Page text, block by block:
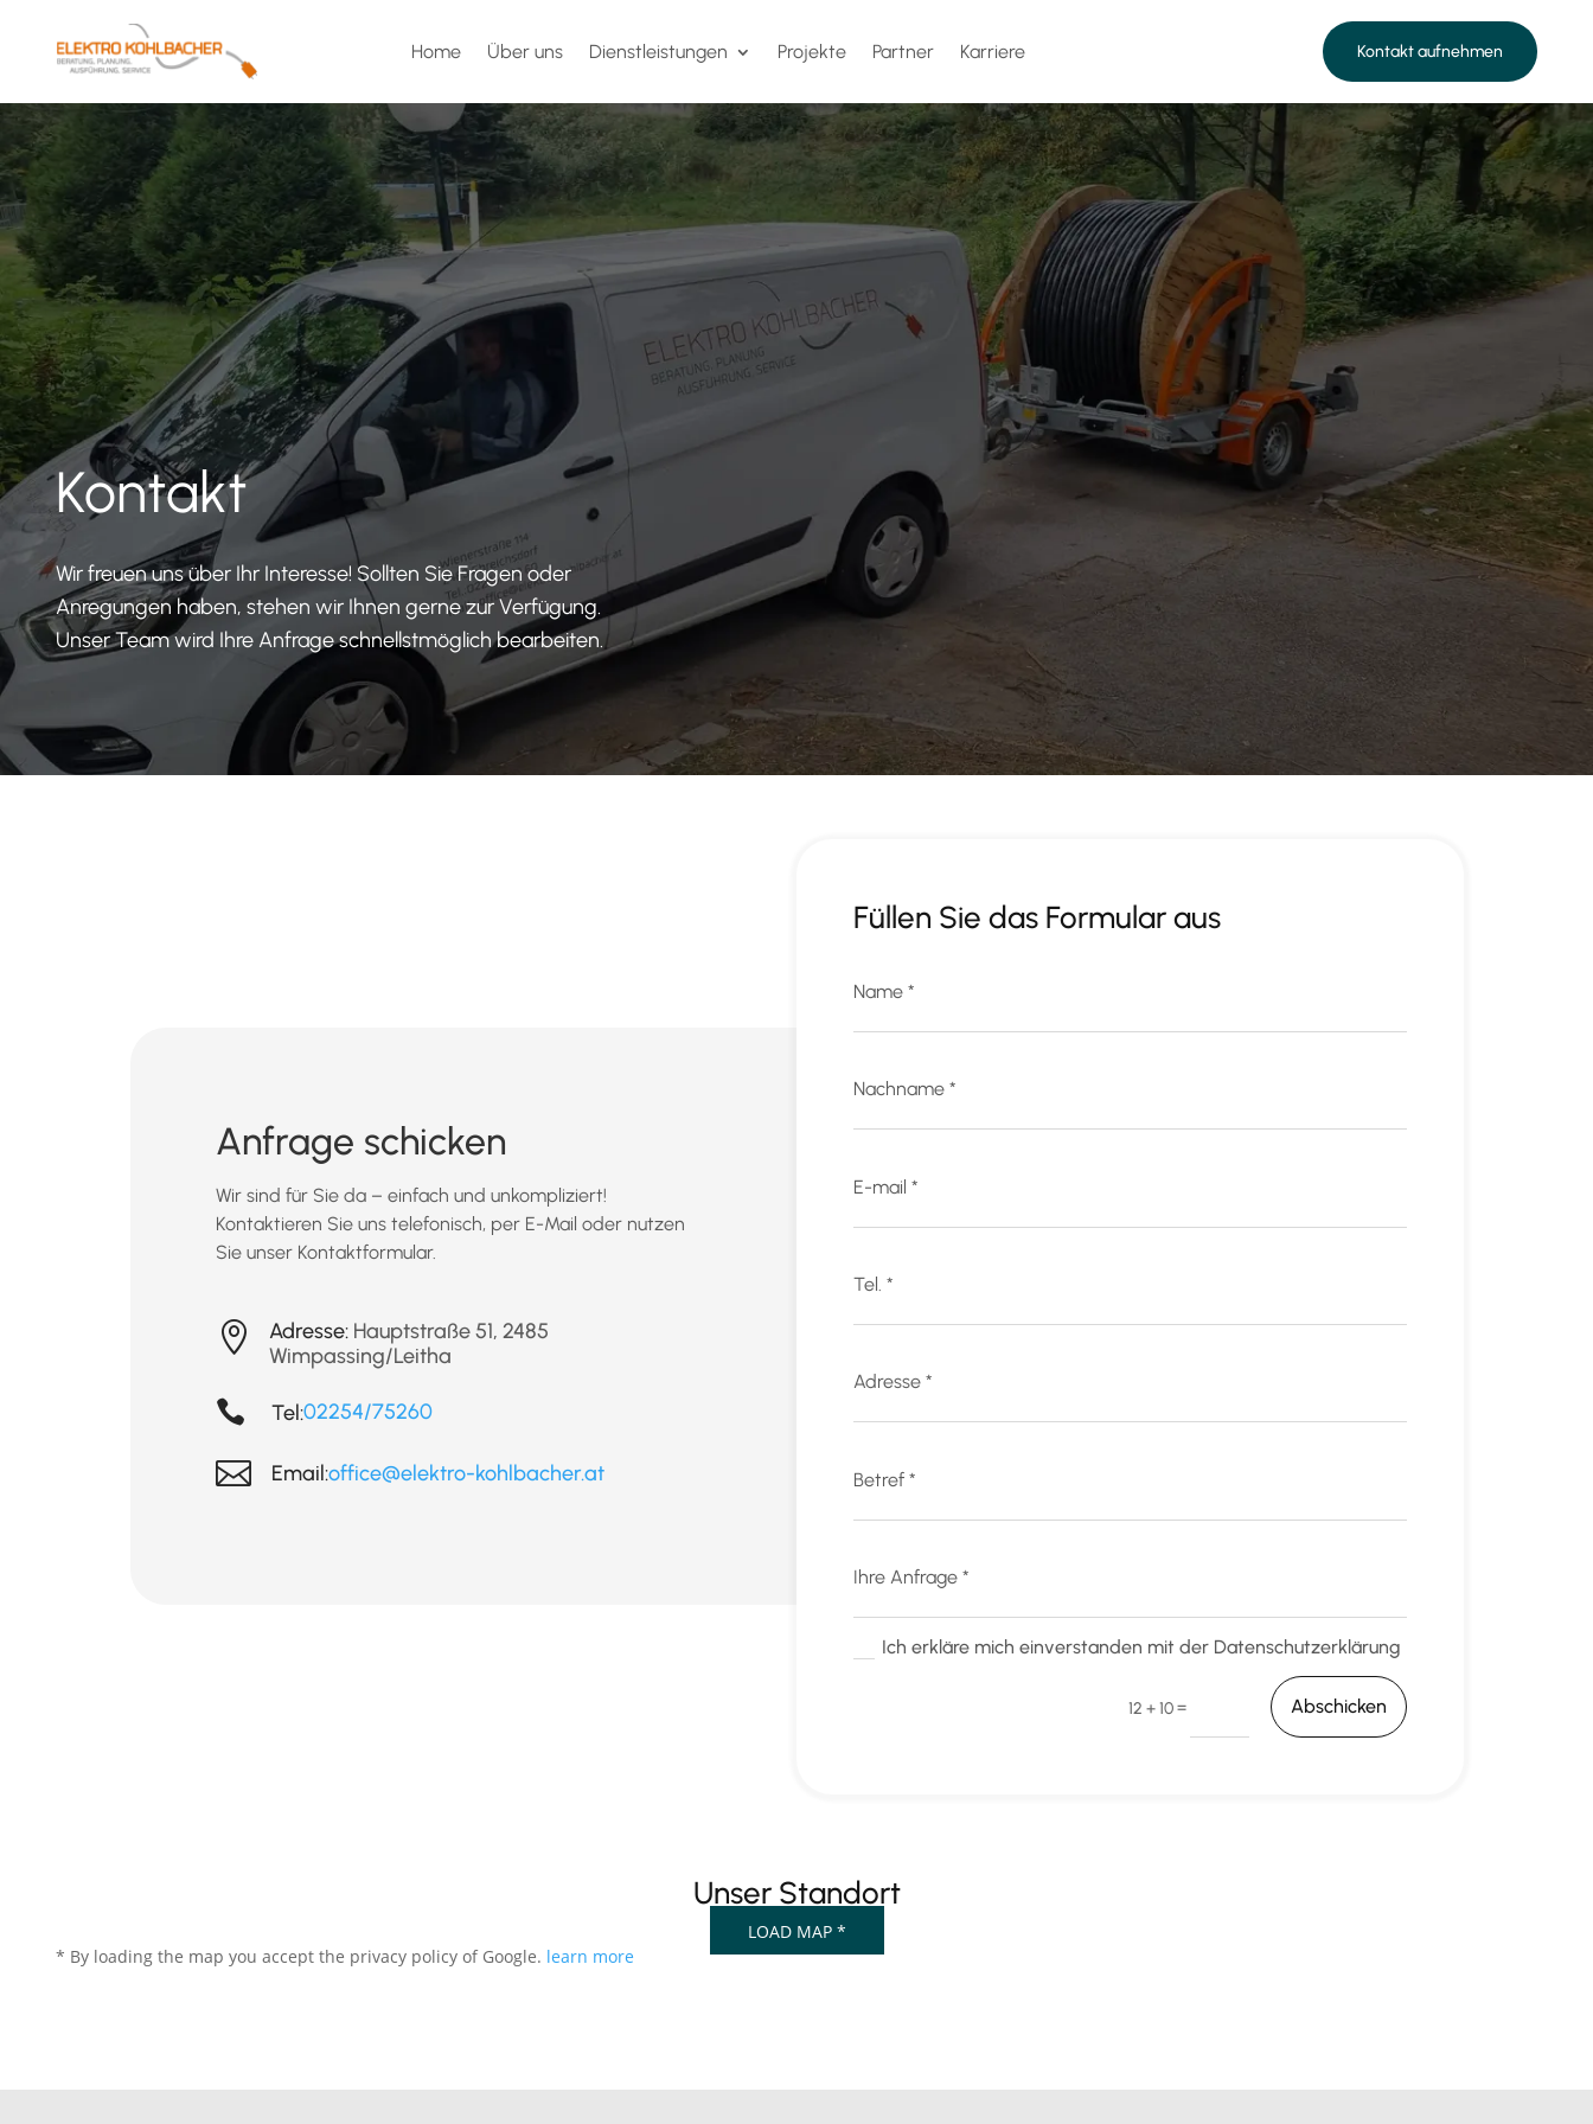
Home Über uns Dienstleistungen Projekte Partner Karriere Kontakt aufnehmen
Kontakt
Wir freuen uns über Ihr Interesse! Sollten Sie Fragen oder
Anregungen haben, stehen wir Ihnen gerne zur Verfügung.
Unser Team wird Ihre Anfrage schnellstmöglich bearbeiten.
Anfrage schicken
Wir sind für Sie da – einfach und unkompliziert!
Kontaktieren Sie uns telefonisch, per E-Mail oder nutzen
Sie unser Kontaktformular.
 Adresse:Hauptstraße 51, 2485
Wimpassing/Leitha
 Tel:02254/75260
 Email:office@elektro-kohlbacher.at
Füllen Sie das Formular aus
Ich erkläre mich einverstanden mit der Datenschutzerklärung
12 + 10= Abschicken
Unser Standort
LOAD MAP *
* By loading the map you accept the privacy policy of Google. learn more